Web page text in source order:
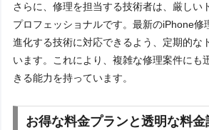
さらに、修理を担当する技術者は、厳しい
プロフェッショナルです。最新のiPhone修
進化する技術に対応できるよう、定期的な
います。これにより、複雑な修理案件にも
きる能力を持っています。
お得な料金プランと透明な料金